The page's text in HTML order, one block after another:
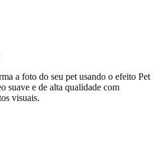
a foto do seu pet usando o efeito Pet
suave e de alta qualidade com
visuais.